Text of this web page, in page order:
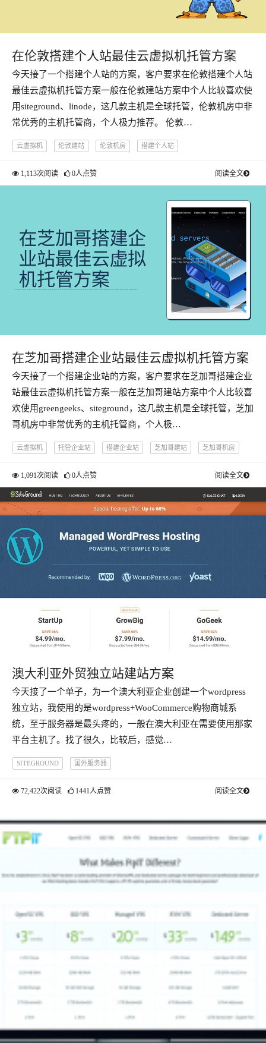
在伦敦搭建个人站最佳云虚拟机托管方案
今天接了一个搭建个人站的方案，客户要求在伦敦搭建个人站
最佳云虚拟机托管方案一般在伦敦建站方案中个人比较喜欢使
用siteground、linode，这几款主机是全球托管，伦敦机房中非
常优秀的主机托管商，个人极力推荐。 伦敦…
云虚拟机 伦敦建站 伦敦机房 搭建个人站
1,113次阅读 0人点赞 阅读全文
在芝加哥搭建企业站最佳云虚拟机托管方案
今天接了一个搭建企业站的方案，客户要求在芝加哥搭建企业
站最佳云虚拟机托管方案一般在芝加哥建站方案中个人比较喜
欢使用greengeeks、siteground，这几款主机是全球托管，芝加
哥机房中非常优秀的主机托管商，个人极…
云虚拟机 托管企业站 搭建企业站 芝加哥建站 芝加哥机房
1,091次阅读 0人点赞 阅读全文
澳大利亚外贸独立站建站方案
今天接了一个单子，为一个澳大利亚企业创建一个wordpress
独立站，我使用的是wordpress+WooCommerce购物商城系
统，至于服务器是最头疼的，一般在澳大利亚在需要使用那家
平台主机了。找了很久，比较后，感觉…
SITEGROUND 国外服务器
72,422次阅读 1441人点赞 阅读全文